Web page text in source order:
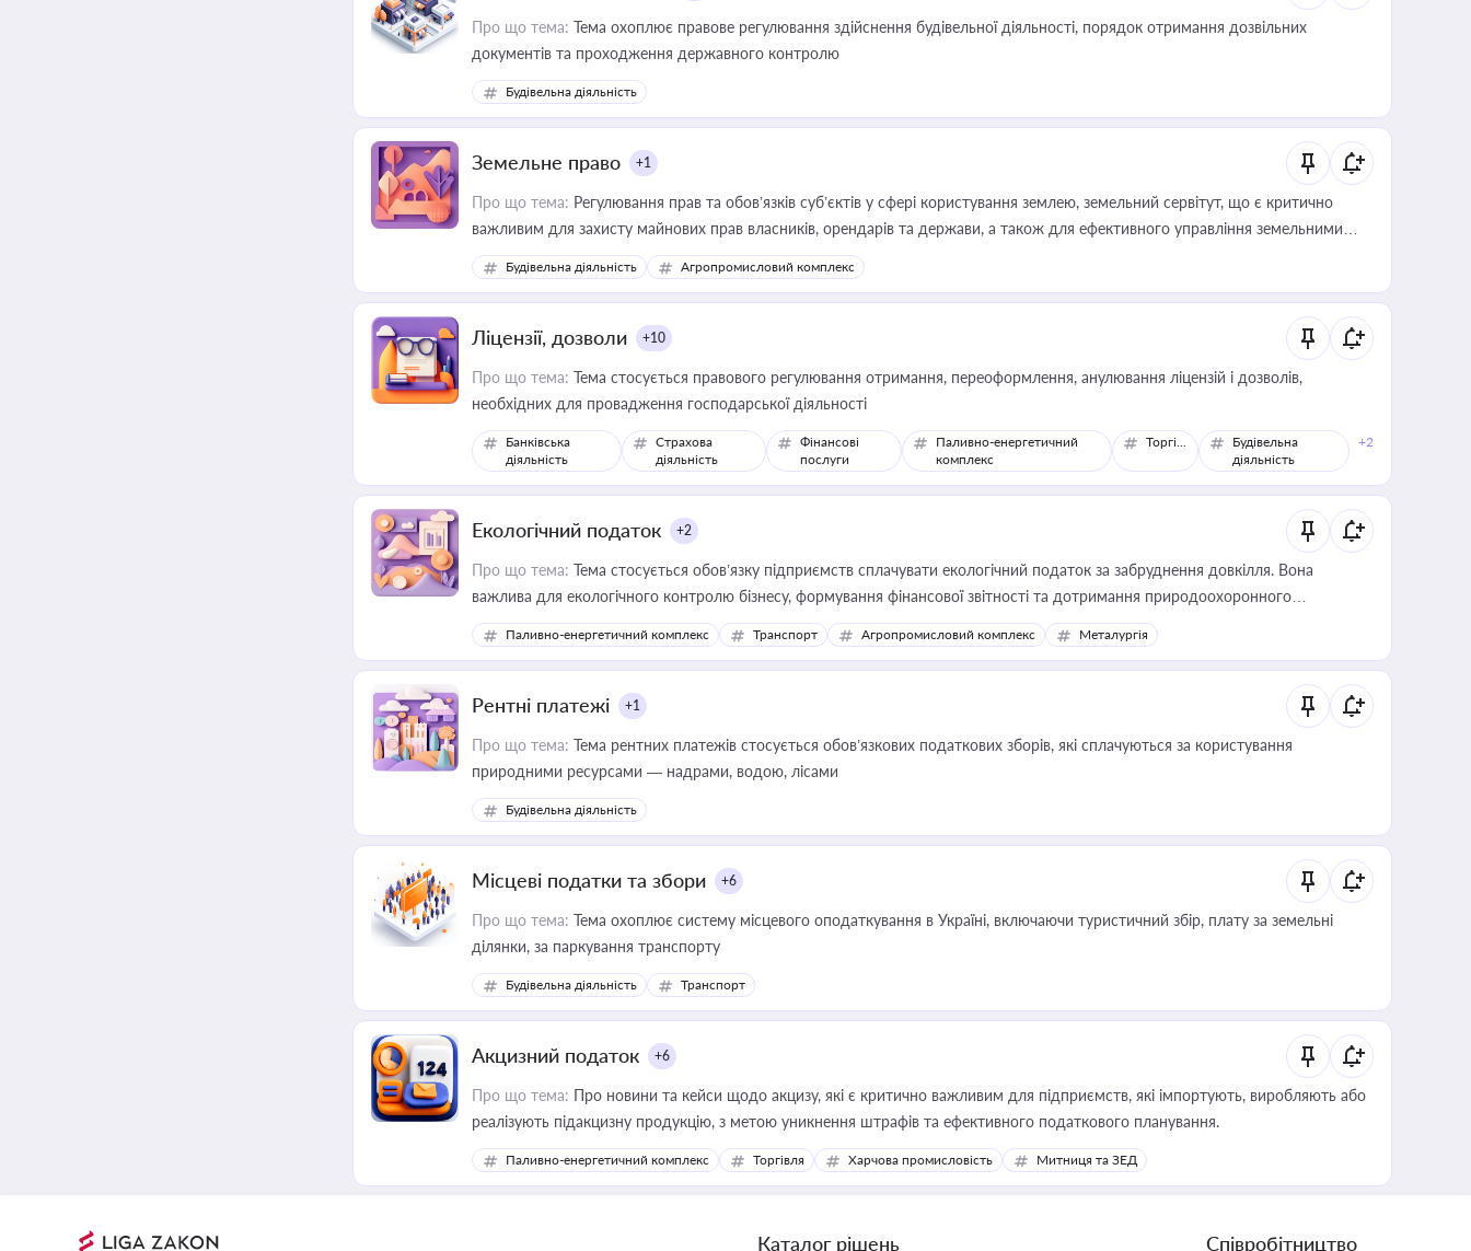
Про що тема: Тема охоплює правове регулювання здійснення будівельної діяльності, порядок отримання дозвільних
документів та проходження державного контролю
Будівельна діяльність
Земельне право +1
Про що тема: Регулювання прав та обов’язків суб’єктів у сфері користування землею, земельний сервітут, що є критично
важливим для захисту майнових прав власників, орендарів та держави, а також для ефективного управління земельними
ресурсами
Будівельна діяльність Агропромисловий комплекс
Ліцензії, дозволи +10
Про що тема: Тема стосується правового регулювання отримання, переоформлення, анулювання ліцензій і дозволів,
необхідних для провадження господарської діяльності
Банківська
діяльність
Страхова
діяльність
Фінансові
послуги
Паливно-енергетичний
комплекс
Торгівля
Будівельна
діяльність
+2
Екологічний податок +2
Про що тема: Тема стосується обов’язку підприємств сплачувати екологічний податок за забруднення довкілля. Вона
важлива для екологічного контролю бізнесу, формування фінансової звітності та дотримання природоохоронного
законодавства
Паливно-енергетичний комплекс Транспорт Агропромисловий комплекс Металургія
Рентні платежі +1
Про що тема: Тема рентних платежів стосується обов’язкових податкових зборів, які сплачуються за користування
природними ресурсами — надрами, водою, лісами
Будівельна діяльність
Місцеві податки та збори +6
Про що тема: Тема охоплює систему місцевого оподаткування в Україні, включаючи туристичний збір, плату за земельні
ділянки, за паркування транспорту
Будівельна діяльність Транспорт
Акцизний податок +6
Про що тема: Про новини та кейси щодо акцизу, які є критично важливим для підприємств, які імпортують, виробляють або
реалізують підакцизну продукцію, з метою уникнення штрафів та ефективного податкового планування.
Паливно-енергетичний комплекс Торгівля Харчова промисловість Митниця та ЗЕД
Каталог рішень Співробітництво